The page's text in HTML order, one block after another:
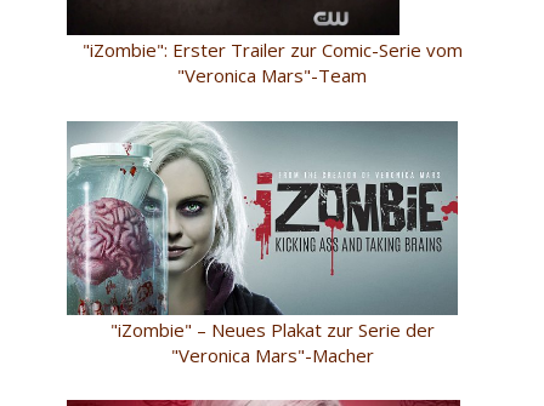
"iZombie": Erster Trailer zur Comic-Serie vom
"Veronica Mars"-Team
"iZombie" – Neues Plakat zur Serie der
"Veronica Mars"-Macher